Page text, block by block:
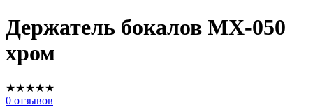
Держатель бокалов MX-050
хром
★★★★★
0 отзывов